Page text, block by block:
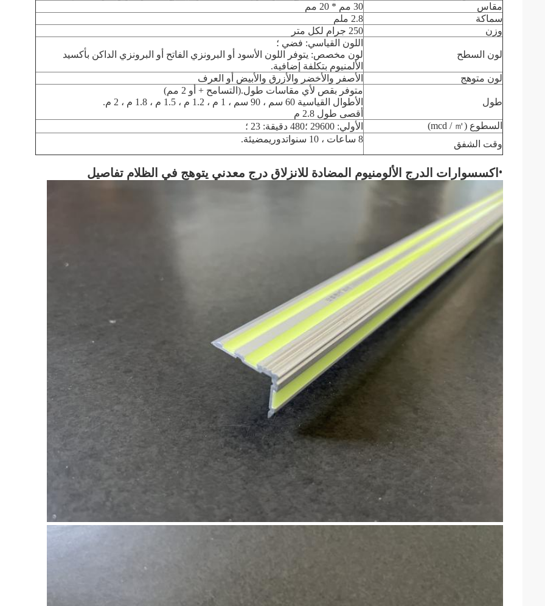
مقاس
30 مم * 20 مم
سماكة
2.8 ملم
وزن
250 جرام لكل متر
لون السطح
اللون القياسي: فضي ؛
لون مخصص: يتوفر اللون الأسود أو البرونزي الفاتح أو البرونزي الداكن بأكسيد
الألمنيوم بتكلفة إضافية.
لون متوهج
الأصفر والأخضر والأزرق والأبيض أو العرف
طول
متوفر بقص لأي مقاسات طول.(التسامح + أو 2 مم)
الأطوال القياسية 60 سم ، 90 سم ، 1 م ، 1.2 م ، 1.5 م ، 1.8 م ، 2 م.
أقصى طول 2.8 م
السطوع (mcd / ㎡)
الأولي: 29600 ؛480 دقيقة: 23 ؛
وقت الشفق
8 ساعات ، 10 سنوات دوريمضيئة.
• اكسسوارات الدرج الألومنيوم المضادة للانزلاق درج معدني يتوهج في الظلام تفاصيل